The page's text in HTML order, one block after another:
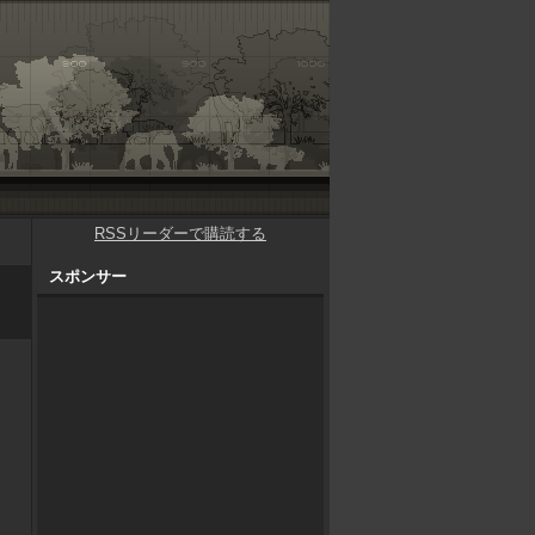
RSSリーダーで購読する
スポンサー